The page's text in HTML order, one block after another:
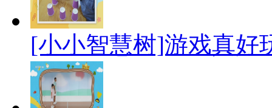
[小小智慧树]游戏真好